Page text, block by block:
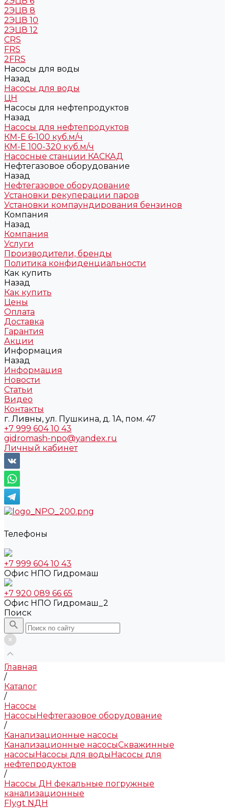
2ЭЦВ 8
2ЭЦВ 10
2ЭЦВ 12
CRS
FRS
2FRS
Насосы для воды
Назад
Насосы для воды
ЦН
Насосы для нефтепродуктов
Назад
Насосы для нефтепродуктов
КМ-Е 6-100 куб.м/ч
КМ-Е 100-320 куб.м/ч
Насосные станции КАСКАД
Нефтегазовое оборудование
Назад
Нефтегазовое оборудование
Установки рекуперации паров
Установки компаундирования бензинов
Компания
Назад
Компания
Услуги
Производители, бренды
Политика конфиденциальности
Как купить
Назад
Как купить
Цены
Оплата
Доставка
Гарантия
Акции
Информация
Назад
Информация
Новости
Статьи
Видео
Контакты
г. Ливны, ул. Пушкина, д. 1А, пом. 47
+7 999 604 10 43
gidromash-npo@yandex.ru
Личный кабинет
Телефоны
+7 999 604 10 43
Офис НПО Гидромаш
+7 920 089 66 65
Офис НПО Гидромаш_2
Поиск
Главная
/
Каталог
/
Насосы
НасосыНефтегазовое оборудование
/
Канализационные насосы
Канализационные насосыСкважинные
насосыНасосы для водыНасосы для
нефтепродуктов
/
Насосы ДН фекальные погружные
канализационные
Flygt NДН